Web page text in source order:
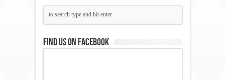
Find us on Facebook